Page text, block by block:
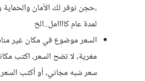
،حجن نوفر لك الأمان
لمدة عام كاااامل..الخ
السعر موضوع في مكان غير
مغرية، لا تضح السعر، اكتب